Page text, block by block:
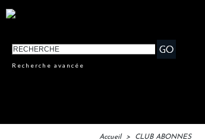
Recherche avancée
Accueil > CLUB ABONNES